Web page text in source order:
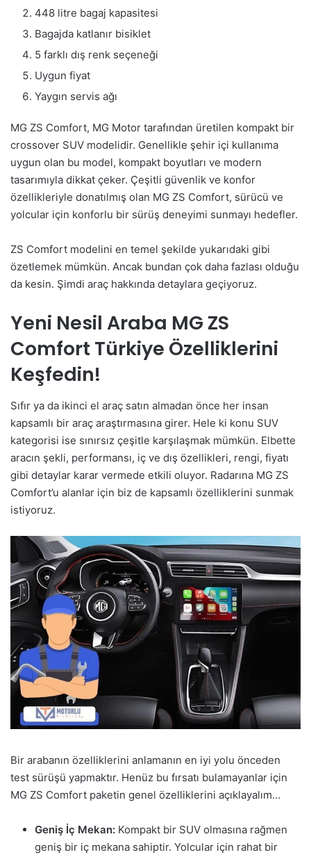
448 litre bagaj kapasitesi
Bagajda katlanır bisiklet
5 farklı dış renk seçeneği
Uygun fiyat
Yaygın servis ağı
MG ZS Comfort, MG Motor tarafından üretilen kompakt bir
crossover SUV modelidir. Genellikle şehir içi kullanıma
uygun olan bu model, kompakt boyutları ve modern
tasarımıyla dikkat çeker. Çeşitli güvenlik ve konfor
özellikleriyle donatılmış olan MG ZS Comfort, sürücü ve
yolcular için konforlu bir sürüş deneyimi sunmayı hedefler.
ZS Comfort modelini en temel şekilde yukarıdaki gibi
özetlemek mümkün. Ancak bundan çok daha fazlası olduğu
da kesin. Şimdi araç hakkında detaylara geçiyoruz.
Yeni Nesil Araba MG ZS
Comfort Türkiye Özelliklerini
Keşfedin!
Sıfır ya da ikinci el araç satın almadan önce her insan
kapsamlı bir araç araştırmasına girer. Hele ki konu SUV
kategorisi ise sınırsız çeşitle karşılaşmak mümkün. Elbette
aracın şekli, performansı, iç ve dış özellikleri, rengi, fiyatı
gibi detaylar karar vermede etkili oluyor. Radarına MG ZS
Comfort’u alanlar için biz de kapsamlı özelliklerini sunmak
istiyoruz.
Bir arabanın özelliklerini anlamanın en iyi yolu önceden
test sürüşü yapmaktır. Henüz bu fırsatı bulamayanlar için
MG ZS Comfort paketin genel özelliklerini açıklayalım…
Geniş İç Mekan: Kompakt bir SUV olmasına rağmen
geniş bir iç mekana sahiptir. Yolcular için rahat bir